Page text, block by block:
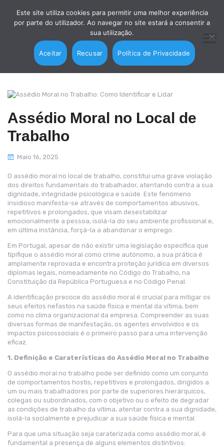
Assédio Moral no Local de
Trabalho
Maio 16, 2025
O assédio moral no local de trabalho, constitui uma grave violação
dos direitos fundamentais do trabalhador, atentando contra a sua
dignidade, integridade psicológica e saúde. Este fenómeno
insidioso manifesta-se através de comportamentos abusivos,
repetitivos e prolongados, que visam desestabilizar
emocionalmente a pessoa, isolá-la do seu ambiente profissional e,
em última instância, forçá-la a abandonar o emprego.
Em Portugal, apesar de não existir uma legislação específica que
tipifique o assédio moral como crime autónomo, a sua prática é
amplamente reprovada e encontra proteção jurídica em diversos
diplomas legais, nomeadamente no Código do Trabalho, na
Constituição da República Portuguesa e no Código Penal.
A identificação precoce do assédio moral é crucial para mitigar os
seus efeitos nefastos na saúde física e mental da vítima, bem
como no clima organizacional da empresa. Compreender as suas
diversas formas de manifestação, os agentes envolvidos e os
impactos psicossociais é o primeiro passo para uma intervenção
eficaz.
1. Definição e Caraterísticas do Assédio Moral no Trabalho
O assédio moral no trabalho pode ser definido como um conjunto
de comportamentos hostis, repetitivos e prolongados, dirigidos a
um ou mais trabalhadores por parte de superiores hierárquicos,
colegas ou subordinados, com o objetivo ou o efeito de degradar
as condições de trabalho da vítima, atentar contra a sua dignidade,
isolá-la socialmente e prejudicar a sua saúde física e mental.
Para que uma situação seja caraterizada como assédio moral, é
fundamental a presença de alguns elementos distintivos:
Este site utiliza cookies para permitir uma melhor experiência
por parte do utilizador. Ao navegar no site estará a consentir a
sua utilização.
Aceitar Recusar Política de Privacidade